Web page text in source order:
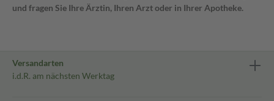
und fragen Sie Ihre Ärztin, Ihren Arzt oder in Ihrer Apotheke.
Versandarten
i.d.R. am nächsten Werktag